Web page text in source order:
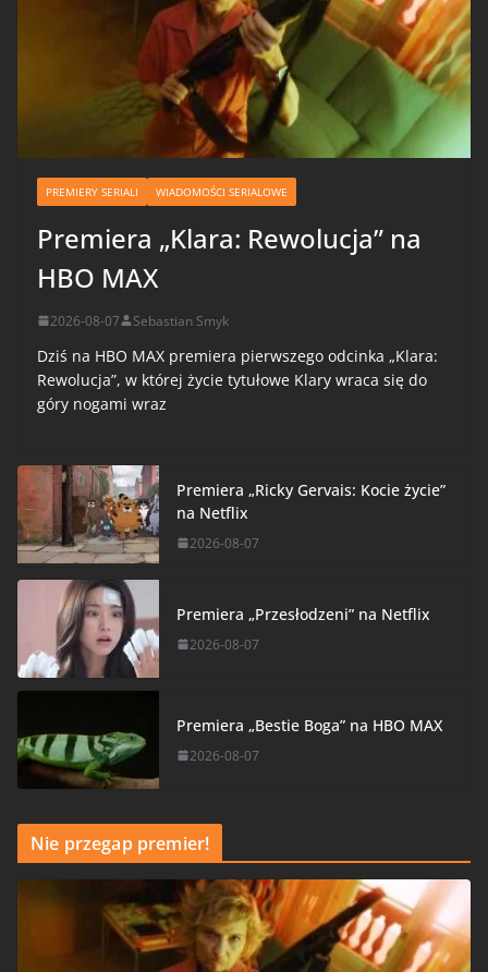
PREMIERY SERIALI WIADOMOŚCI SERIALOWE
Premiera „Klara: Rewolucja” na
HBO MAX
2026-08-07 Sebastian Smyk
Dziś na HBO MAX premiera pierwszego odcinka „Klara:
Rewolucja”, w której życie tytułowe Klary wraca się do
góry nogami wraz
Premiera „Ricky Gervais: Kocie życie”
na Netflix
2026-08-07
Premiera „Przesłodzeni” na Netflix
2026-08-07
Premiera „Bestie Boga” na HBO MAX
2026-08-07
Nie przegap premier!